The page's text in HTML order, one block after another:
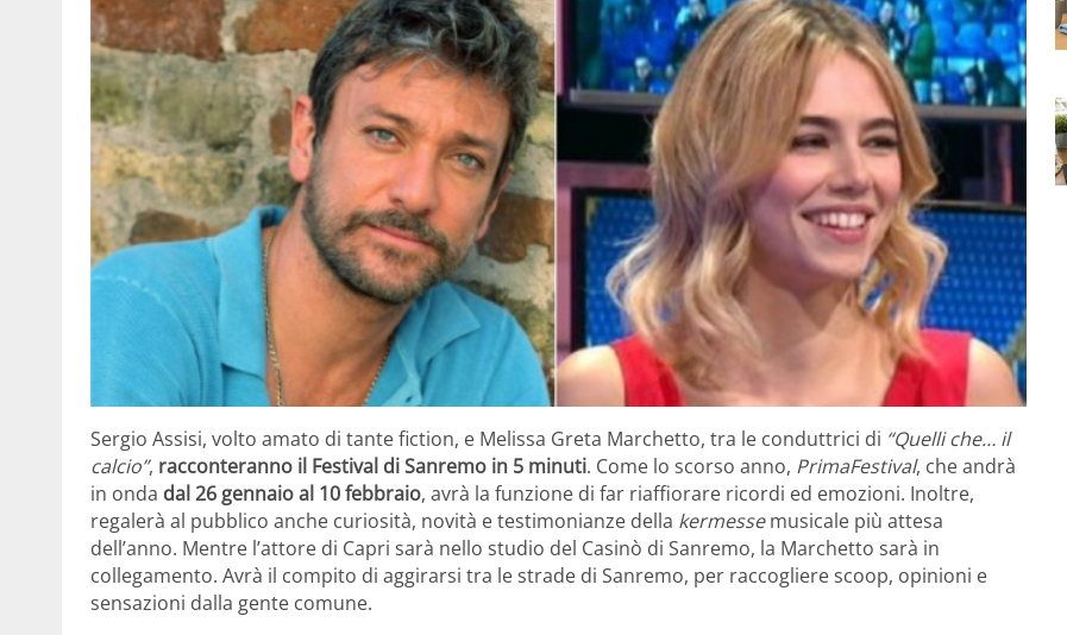
Sergio Assisi, volto amato di tante fiction, e Melissa Greta Marchetto, tra le conduttrici di “Quelli che… il
calcio”, racconteranno il Festival di Sanremo in 5 minuti. Come lo scorso anno, PrimaFestival, che andrà
in onda dal 26 gennaio al 10 febbraio, avrà la funzione di far riaffiorare ricordi ed emozioni. Inoltre,
regalerà al pubblico anche curiosità, novità e testimonianze della kermessemusicale più attesa
dell’anno. Mentre l’attore di Capri sarà nello studio del Casinò di Sanremo, la Marchetto sarà in
collegamento. Avrà il compito di aggirarsi tra le strade di Sanremo, per raccogliere scoop, opinioni e
sensazioni dalla gente comune.